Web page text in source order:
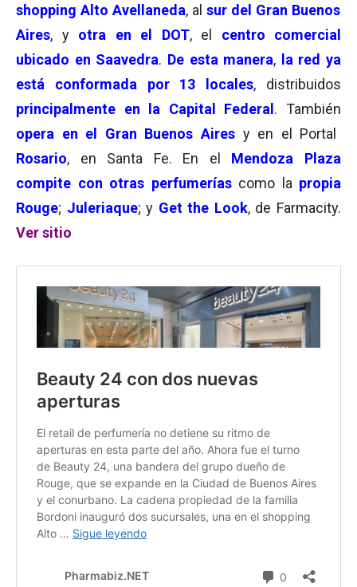
shopping Alto Avellaneda, al sur del Gran Buenos
Aires, y otra en el DOT, el centro comercial
ubicado en Saavedra. De esta manera,
la red ya
está conformada por 13 locales, distribuidos
principalmente en la Capital Federal . También
opera en el Gran Buenos Aires y en el Portal
Rosario, en Santa Fe. En el Mendoza Plaza
compite con otras perfumerías como la propia
Rouge; Juleriaque; y Get the Look, de Farmacity.
Ver sitio